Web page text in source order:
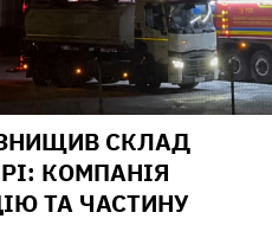
СКЛАД
КОМПАНІЯ
ТА ЧАСТИНУ